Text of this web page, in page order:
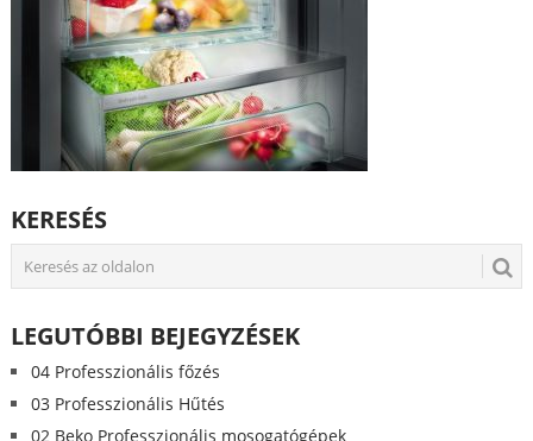
KERESÉS
LEGUTÓBBI BEJEGYZÉSEK
04 Professzionális főzés
03 Professzionális Hűtés
02 Beko Professzionális mosogatógépek